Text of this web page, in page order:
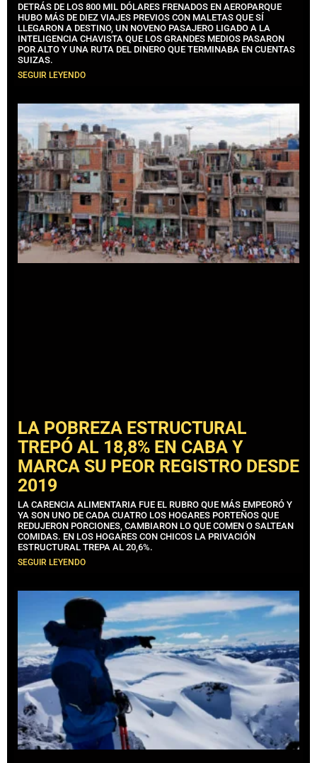
DETRÁS DE LOS 800 MIL DÓLARES FRENADOS EN AEROPARQUE
HUBO MÁS DE DIEZ VIAJES PREVIOS CON MALETAS QUE SÍ
LLEGARON A DESTINO, UN NOVENO PASAJERO LIGADO A LA
INTELIGENCIA CHAVISTA QUE LOS GRANDES MEDIOS PASARON
POR ALTO Y UNA RUTA DEL DINERO QUE TERMINABA EN CUENTAS
SUIZAS.
SEGUIR LEYENDO
LA POBREZA ESTRUCTURAL
TREPÓ AL 18,8% EN CABA Y
MARCA SU PEOR REGISTRO DESDE
2019
LA CARENCIA ALIMENTARIA FUE EL RUBRO QUE MÁS EMPEORÓ Y
YA SON UNO DE CADA CUATRO LOS HOGARES PORTEÑOS QUE
REDUJERON PORCIONES, CAMBIARON LO QUE COMEN O SALTEAN
COMIDAS. EN LOS HOGARES CON CHICOS LA PRIVACIÓN
ESTRUCTURAL TREPA AL 20,6%.
SEGUIR LEYENDO